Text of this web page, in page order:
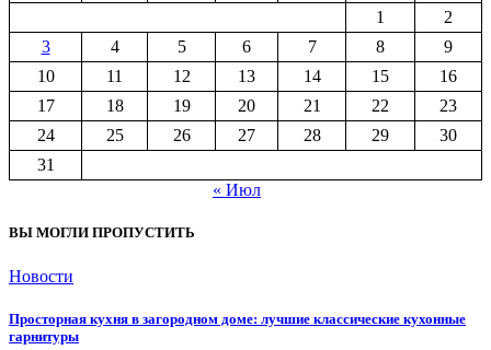
1
2
3
4 5 6 7 8
9
10
11 12 13 14 15
16
17
18 19 20 21 22
23
24
25 26 27 28 29
30
31
« Июл
ВЫ МОГЛИ ПРОПУСТИТЬ
Новости
Просторная кухня в загородном доме: лучшие классические кухонные
гарнитуры